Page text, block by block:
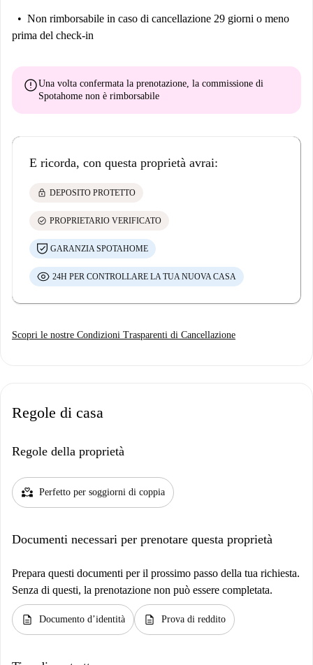
Non rimborsabile in caso di cancellazione 29 giorni o meno
prima del check-in
errorUna volta confermata la prenotazione, la commissione di
Spotahome non è rimborsabile
E ricorda, con questa proprietà avrai:
lock DEPOSITO PROTETTO
check_circle PROPRIETARIO VERIFICATO
GARANZIA SPOTAHOME
24H PER CONTROLLARE LA TUA NUOVA CASA
Scopri le nostre Condizioni Trasparenti di Cancellazione
Regole di casa
Regole della proprietà
partner_heart Perfetto per soggiorni di coppia
Documenti necessari per prenotare questa proprietà
Prepara questi documenti per il prossimo passo della tua richiesta.
Senza di questi, la prenotazione non può essere completata.
description Documento d’identità description Prova di reddito